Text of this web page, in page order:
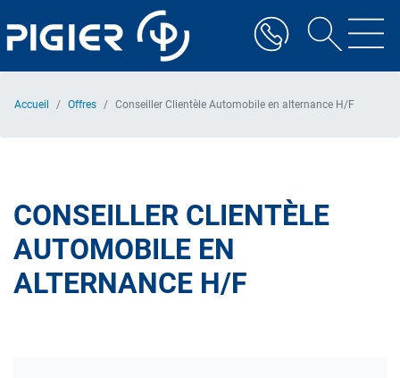
au
contenu
Accueil Offres Conseiller Clientèle Automobile en alternance H/F
CONSEILLER CLIENTÈLE
AUTOMOBILE EN
ALTERNANCE H/F